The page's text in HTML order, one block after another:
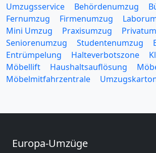
Umzugsservice Behördenumzug
Fernumzug
Firmenumzug
Mini Umzug
Praxisumzug
Seniorenumzug
Studentenumzug
Entrümpelung
Halteverbotszone
Möbellift
Haushaltsauflösung
Möbelmitfahrzentrale
Europa-Umzüge